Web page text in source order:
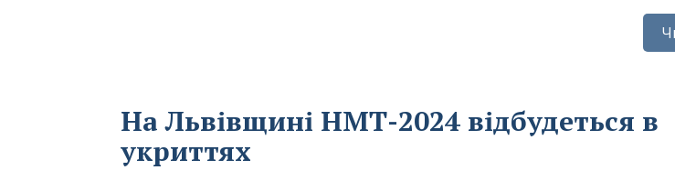
На Львівщині НМТ-2024 відбудеться в
укриттях